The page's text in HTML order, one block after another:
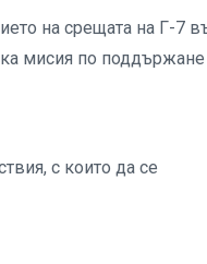
на срещата на Г-7
мисия по поддържане
с които да се